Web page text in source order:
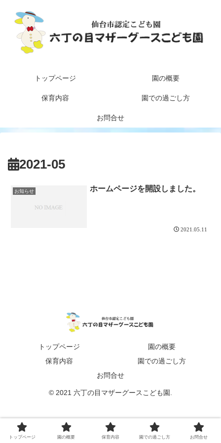
トップページ 園の概要
保育内容 園での過ごし方
お問合せ
2021-05
お知らせ ホームページを開設しました。
2021.05.11
トップページ
園の概要
保育内容
園での過ごし方
お問合せ
© 2021 六丁の目マザーグースこども園.
トップページ 園の概要 保育内容 園での過ごし方 お問合せ